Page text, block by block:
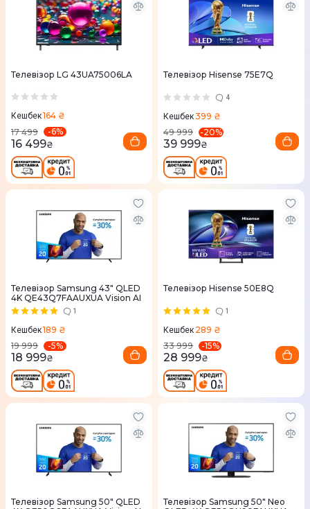
Телевізор LG 43UA75006LA
Кешбек164 ₴
17 499
-6%
16 499₴
Телевізор Hisense 75E7Q
4
Кешбек399 ₴
49 999
-20%
39 999₴
Телевізор Samsung 43" QLED
4K QE43Q7FAAUXUA Vision AI
1
Кешбек189 ₴
19 999
-5%
18 999₴
Телевізор Hisense 50E8Q
1
Кешбек 289 ₴
33 999
-15%
28 999₴
Телевізор Samsung 50" QLED
Телевізор Samsung 50" Neo